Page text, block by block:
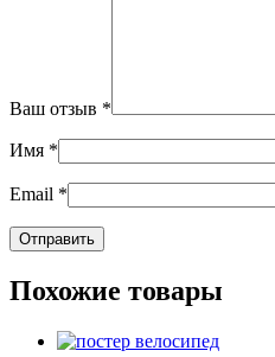
Ваш отзыв *
Имя *
Email *
Похожие товары